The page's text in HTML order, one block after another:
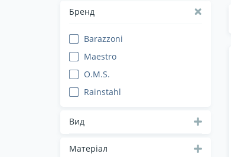
Бренд
Barazzoni
Maestro
O.M.S.
Rainstahl
Вид
Матеріал